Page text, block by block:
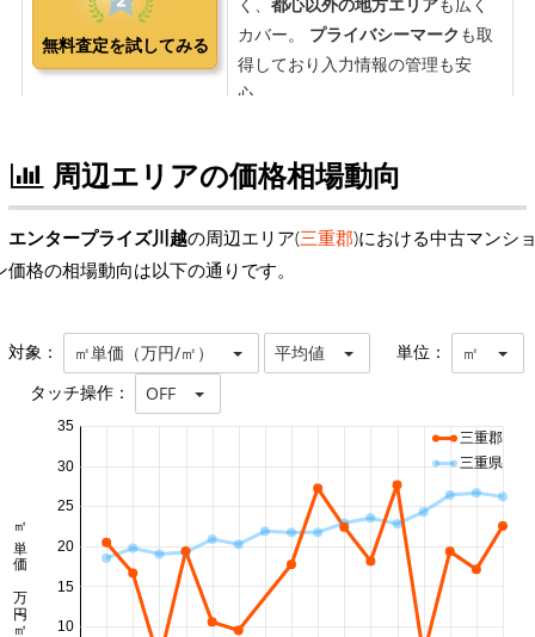
周辺エリアの価格相場動向
エンタープライズ川越の周辺エリア(三重郡)における中古マンシ
価格の相場動向は以下の通りです。
対象： ㎡単価（万円/㎡） 平均値 単位： ㎡
タッチ操作： OFF
10
15
20
25
30
35
㎡単価 万円/㎡
三重郡
三重県